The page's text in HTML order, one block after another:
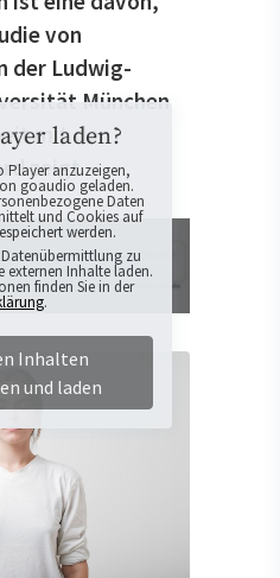
von
der Ludwig-
München
mit der
zeigt.
laden?
Player anzuzeigen,
goaudio geladen.
Daten
und Cookies auf
werden.
zu
externen Inhalte laden.
finden Sie in der
.
Inhalten
und laden